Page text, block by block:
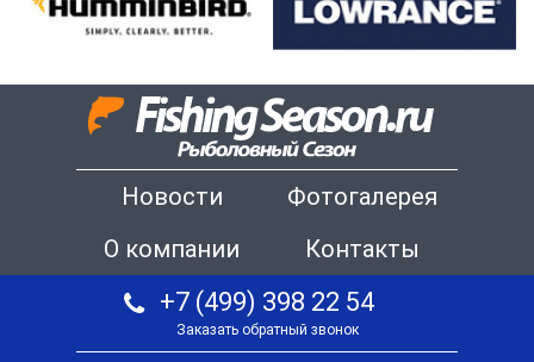
Новости
Фотогалерея
О компании
Контакты
+7 (499) 398 22 54
Заказать обратный звонок